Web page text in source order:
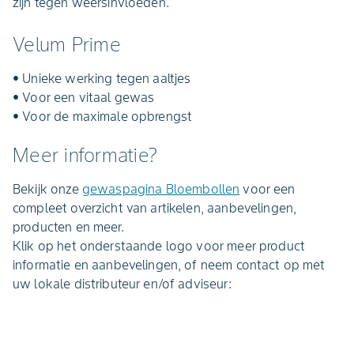
Velum Prime
• Unieke werking tegen aaltjes
• Voor een vitaal gewas
• Voor de maximale opbrengst
Meer informatie?
Bekijk onze gewaspagina Bloembollen voor een
compleet overzicht van artikelen, aanbevelingen,
producten en meer.
Klik op het onderstaande logo voor meer product
informatie en aanbevelingen, of neem contact op met
uw lokale distributeur en/of adviseur: